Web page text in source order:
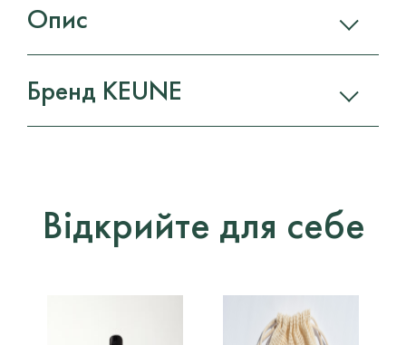
Опис
Бренд KEUNE
Відкрийте для себе